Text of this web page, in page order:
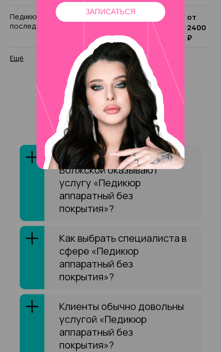
Педикюр комбинированный с учётом
последующего покрытия на Волжской
от
2400
₽
Ещё
Ответы на частые
вопросы
Сколько специалистов на
Волжской оказывают
услугу «Педикюр
аппаратный без
покрытия»?
Как выбрать специалиста в
сфере «Педикюр
аппаратный без
покрытия»?
Клиенты обычно довольны
услугой «Педикюр
аппаратный без
покрытия»?
ЗАПИСАТЬСЯ